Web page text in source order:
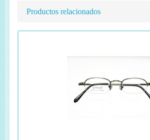
Productos relacionados